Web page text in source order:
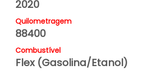
2020
Quilometragem
88400
Combustível
Flex (Gasolina/Etanol)